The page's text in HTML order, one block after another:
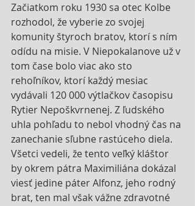
Začiatkom roku 1930 sa otec Kolbe
rozhodol, že vyberie zo svojej
komunity štyroch bratov, ktorí s ním
odídu na misie. V Niepokalanove už v
tom čase bolo viac ako sto
rehoľníkov, ktorí každý mesiac
vydávali 120 000 výtlačkov časopisu
Rytier Nepoškvrnenej. Z ľudského
uhla pohľadu to nebol vhodný čas na
zanechanie sľubne rastúceho diela.
Všetci vedeli, že tento veľký kláštor
by okrem pátra Maximiliána dokázal
viesť jedine páter Alfonz, jeho rodný
brat, ten mal však vážne zdravotné